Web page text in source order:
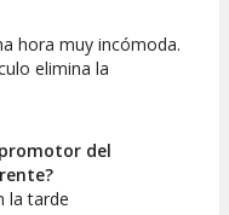
hora muy incómoda.
elimina la
del
la tarde